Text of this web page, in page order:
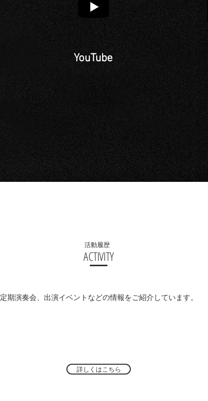
YouTube
活動履歴
​ACTIVITY
​定期演奏会、出演イベントなどの情報をご紹介しています。
詳しくはこちら